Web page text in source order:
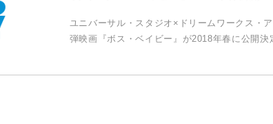
ユニバーサル・スタジオ×ドリームワークス・
弾映画『ボス・ベイビー』が2018年春に公開決